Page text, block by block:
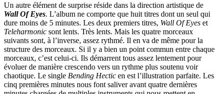
Un autre élément de surprise réside dans la direction artistique de
Wall Of Eyes. L’album ne comporte que huit titres dont un seul qui
dure moins de 5 minutes. Les deux premiers titres, Wall Of Eyes et
Teleharmonic sont lents. Très lents. Mais les quatre morceaux
suivants sont, à l’inverse, assez rythmé. Il en va de même pour la
structure des morceaux. Si il y a bien un point commun entre chaque
morceaux, c’est celui-ci. Ils démarrent tous assez lentement pour
évoluer de manière crescendo vers un rythme plus soutenu voir
chaotique. Le single Bending Hectic en est l’illustration parfaite. Les
cinq premières minutes nous font saliver avant quatre dernières